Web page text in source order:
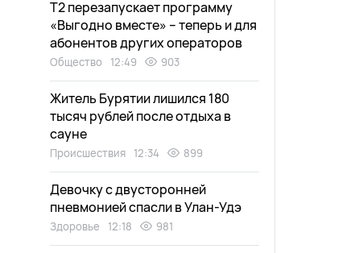
Т2 перезапускает программу
«Выгодно вместе» – теперь и для
абонентов других операторов
Общество 12:49 903
Житель Бурятии лишился 180
тысяч рублей после отдыха в
сауне
Происшествия 12:34 899
Девочку с двусторонней
пневмонией спасли в Улан-Удэ
Здоровье 12:18 981